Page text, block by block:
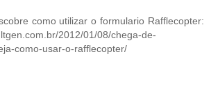
como utilizar o formulario Rafflecopter:
2012/01/08/chega-de-
como-usar-o-rafflecopter/